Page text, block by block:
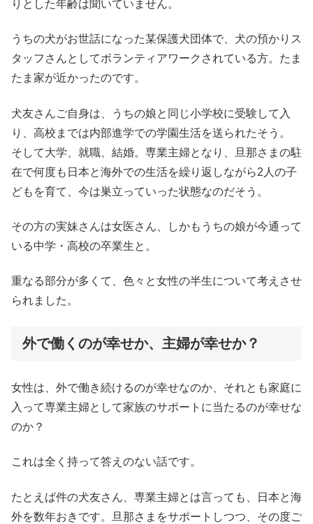
りとした年齢は聞いていません。
うちの犬がお世話になった某保護犬団体で、犬の預かりス
タッフさんとしてボランティアワークされている方。たま
たま家が近かったのです。
犬友さんご自身は、うちの娘と同じ小学校に受験して入
り、高校までは内部進学での学園生活を送られたそう。
そして大学、就職、結婚。専業主婦となり、旦那さまの駐
在で何度も日本と海外での生活を繰り返しながら2人の子
どもを育て、今は巣立っていった状態なのだそう。
その方の実妹さんは女医さん、しかもうちの娘が今通って
いる中学・高校の卒業生と。
重なる部分が多くて、色々と女性の半生について考えさせ
られました。
外で働くのが幸せか、主婦が幸せか？
女性は、外で働き続けるのが幸せなのか、それとも家庭に
入って専業主婦として家族のサポートに当たるのが幸せな
のか？
これは全く持って答えのない話です。
たとえば件の犬友さん、専業主婦とは言っても、日本と海
外を数年おきです。旦那さまをサポートしつつ、その度ご